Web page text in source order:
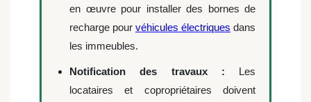
en œuvre pour installer des bornes de
recharge pour véhicules électriques dans
les immeubles.
Notification des travaux : Les
locataires et copropriétaires doivent